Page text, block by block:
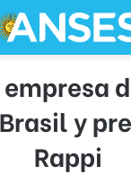
y
Rappi